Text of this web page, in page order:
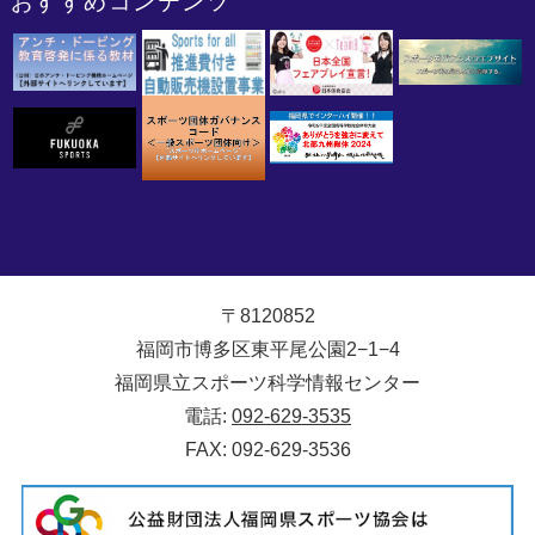
〒8120852
福岡市博多区東平尾公園2−1−4
福岡県立スポーツ科学情報センター
電話: 092-629-3535
FAX: 092-629-3536